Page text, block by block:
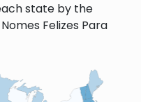
state by the
Felizes Para